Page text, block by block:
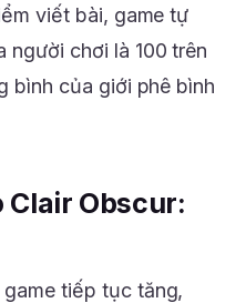
viết bài, game tự
người chơi là 100 trên
bình của giới phê bình
Clair Obscur:
tiếp tục tăng,